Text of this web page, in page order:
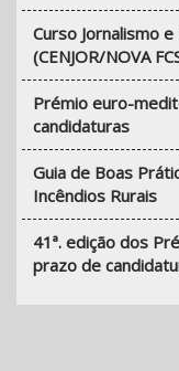
Curso Jornalismo
(CENJOR/NOVA
Prémio euro-
candidaturas
Guia de Boas
Incêndios Rurais
41ª. edição dos
prazo de